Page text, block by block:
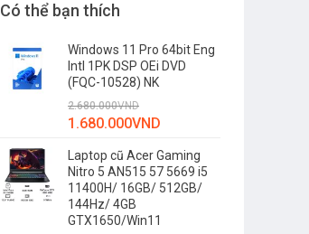
Có thể bạn thích
Windows 11 Pro 64bit Eng
Intl 1PK DSP OEi DVD
(FQC-10528) NK
2.680.000VND
1.680.000VND
Laptop cũ Acer Gaming
Nitro 5 AN515 57 5669 i5
11400H/ 16GB/ 512GB/
144Hz/ 4GB
GTX1650/Win11